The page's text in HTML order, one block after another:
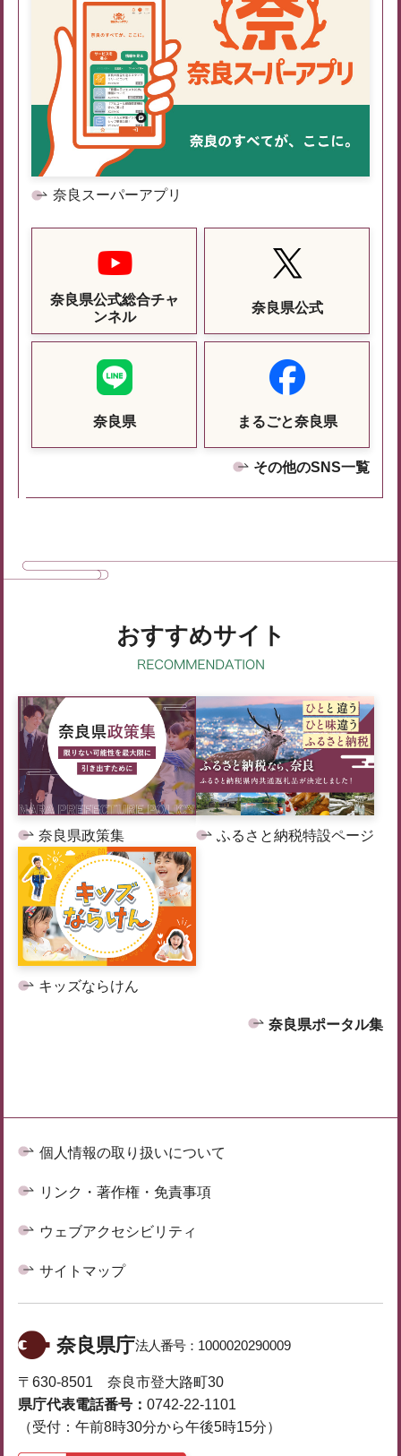
奈良スーパーアプリ
奈良県公式総合チャ
ンネル
奈良県公式
奈良県 まるごと奈良県
その他のSNS一覧
おすすめサイト
奈良県政策集 ふるさと納税特設ページ
キッズならけん
奈良県ポータル集
個人情報の取り扱いについて
リンク・著作権・免責事項
ウェブアクセシビリティ
サイトマップ
奈良県庁法人番号： 1000020290009
〒630-8501 奈良市登大路町30
県庁代表電話番号： 0742-22-1101
（受付：午前8時30分から午後5時15分）